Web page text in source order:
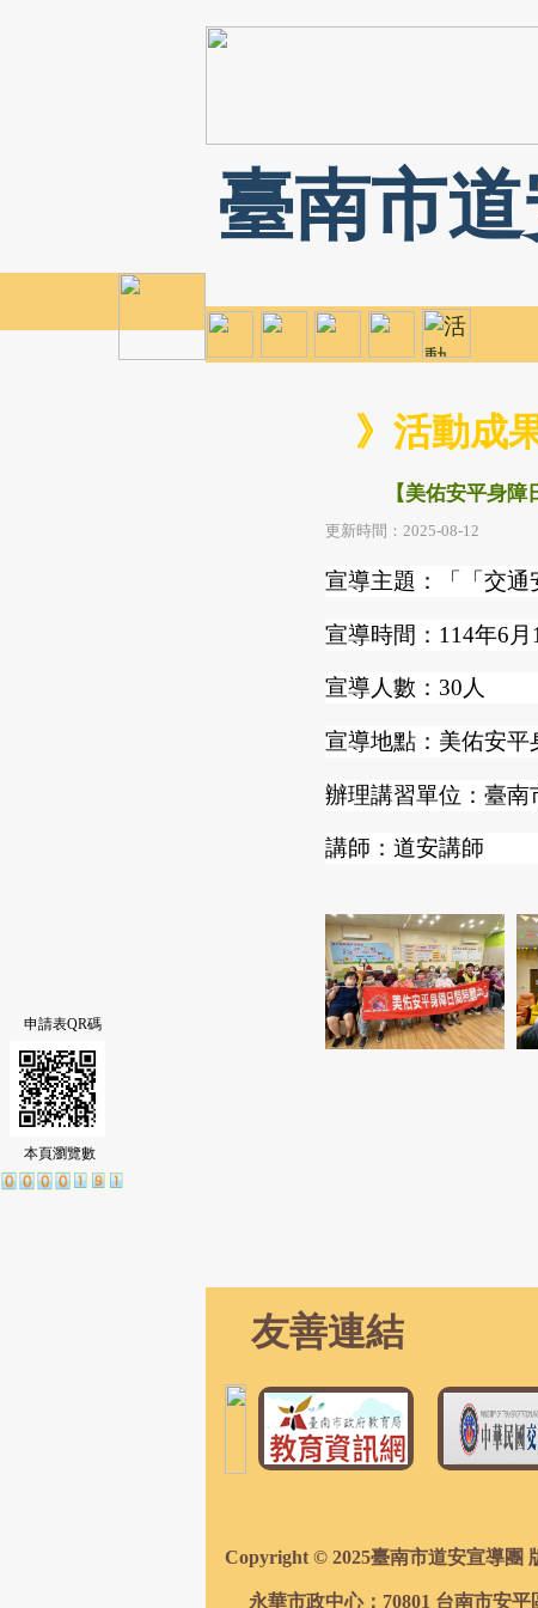
臺南市
》活動成
【美佑安平身
更新時間：2025-08-12
宣導主題：「「交通
宣導時間：114年6月
宣導人數：30人
宣導地點：美佑安平
辦理講習單位：臺南
講師：道安講師
友善連結
Copyright © 2025臺南市道安宣導團
永華市政中心：70801 台南市安平
申請表QR碼
本頁瀏覽數